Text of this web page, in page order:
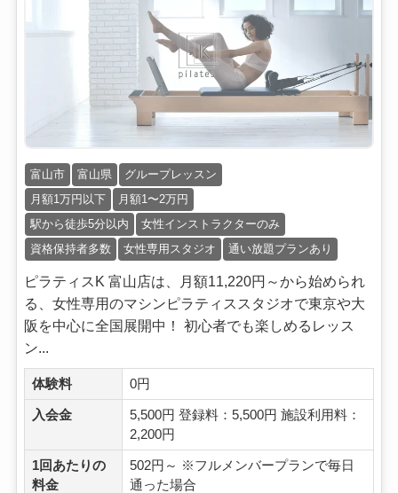
富山市 富山県
グループレッスン
月額1万円以下
月額1〜2万円
駅から徒歩5分以内
女性インストラクターのみ
資格保持者多数
女性専用スタジオ 通い放題プランあり
ピラティスK 富山店は、月額11,220円～から始められ
る、女性専用のマシンピラティススタジオで東京や大
阪を中心に全国展開中！ 初心者でも楽しめるレッス
ン...
体験料 0円
入会金
5,500円 登録料：5,500円 施設利用料：
2,200円
1回あたりの
料金
502円～ ※フルメンバープランで毎日
通った場合